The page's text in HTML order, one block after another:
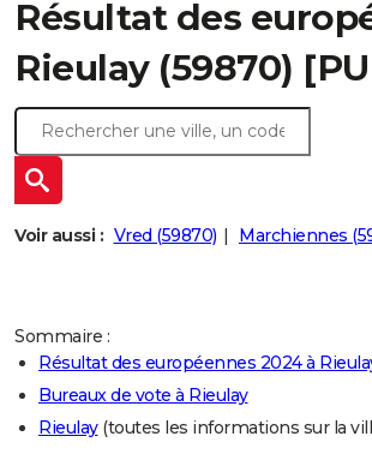
Résultat des
Rieulay (59870)
Voir aussi : Vred (59870) Marchiennes
Sommaire :
Résultat des européennes 2024 à
Bureaux de vote à Rieulay
Rieulay(toutes les informations sur la